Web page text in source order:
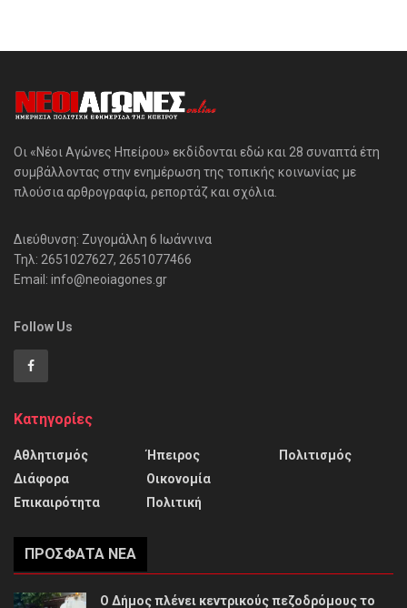
Οι «Νέοι Αγώνες Ηπείρου» εκδίδονται εδώ και 28 συναπτά έτη
συμβάλλοντας στην ενημέρωση της τοπικής κοινωνίας με
πλούσια αρθρογραφία, ρεπορτάζ και σχόλια.
Διεύθυνση: Ζυγομάλλη 6 Ιωάννινα
Τηλ: 2651027627, 2651077466
Email: info@neoiagones.gr
Follow Us
Κατηγορίες
Αθλητισμός
Διάφορα
Επικαιρότητα
Ήπειρος
Οικονομία
Πολιτική
Πολιτισμός
ΠΡΌΣΦΑΤΑ ΝΈΑ
Ο Δήμος πλένει κεντρικούς πεζοδρόμους το